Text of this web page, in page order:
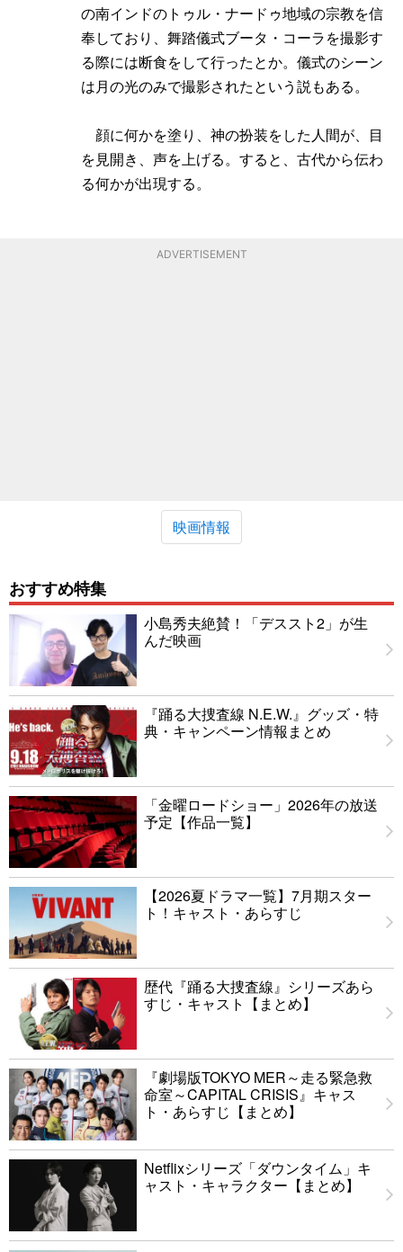
の南インドのトゥル・ナードゥ地域の宗教を信
奉しており、舞踏儀式ブータ・コーラを撮影す
る際には断食をして行ったとか。儀式のシーン
は月の光のみで撮影されたという説もある。
顔に何かを塗り、神の扮装をした人間が、目
を見開き、声を上げる。すると、古代から伝わ
る何かが出現する。
ADVERTISEMENT
映画情報
おすすめ特集
小島秀夫絶賛！「デススト2」が生
んだ映画
『踊る大捜査線 N.E.W.』グッズ・特
典・キャンペーン情報まとめ
「金曜ロードショー」2026年の放送
予定【作品一覧】
【2026夏ドラマ一覧】7月期スター
ト！キャスト・あらすじ
歴代『踊る大捜査線』シリーズあら
すじ・キャスト【まとめ】
『劇場版TOKYO MER～走る緊急救
命室～CAPITAL CRISIS』キャス
ト・あらすじ【まとめ】
Netflixシリーズ「ダウンタイム」キ
ャスト・キャラクター【まとめ】